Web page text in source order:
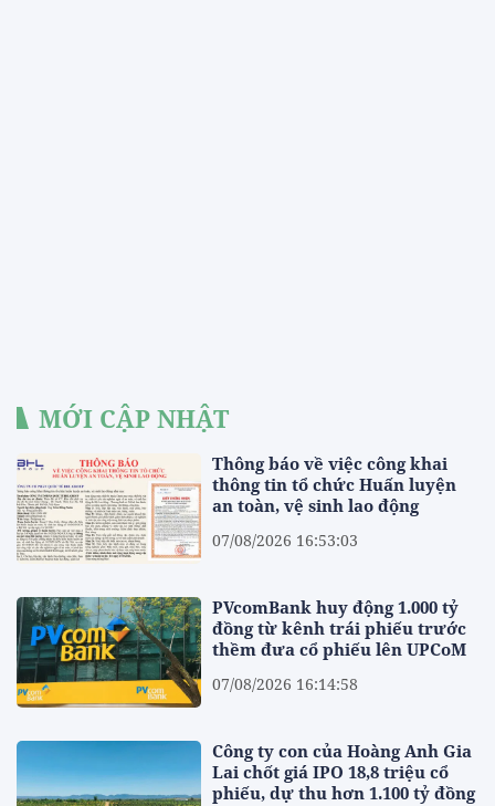
MỚI CẬP NHẬT
Thông báo về việc công khai
thông tin tổ chức Huấn luyện
an toàn, vệ sinh lao động
07/08/2026 16:53:03
PVcomBank huy động 1.000 tỷ
đồng từ kênh trái phiếu trước
thềm đưa cổ phiếu lên UPCoM
07/08/2026 16:14:58
Công ty con của Hoàng Anh Gia
Lai chốt giá IPO 18,8 triệu cổ
phiếu, dự thu hơn 1.100 tỷ đồng